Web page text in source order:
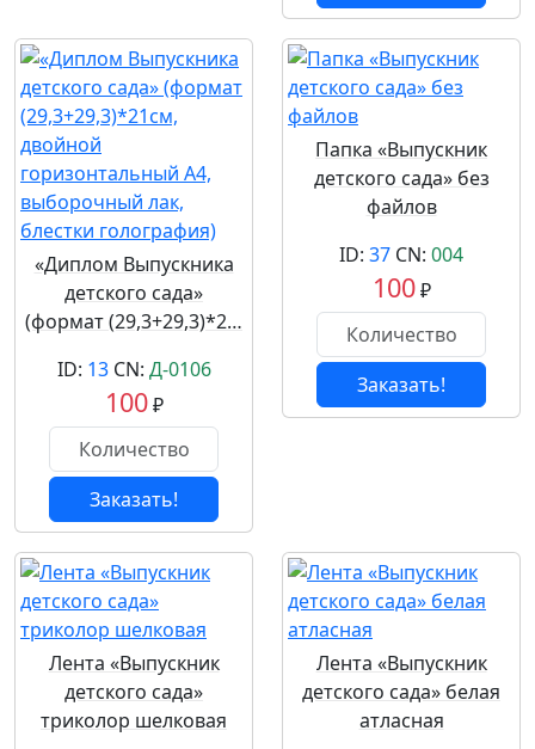
«Диплом Выпускника
детского сада»
(формат (29,3+29,3)*2…
ID: 13CN: Д-0106
100₽
Заказать!
Папка «Выпускник
детского сада» без
файлов
ID: 37 CN: 004
100₽
Заказать!
Лента «Выпускник
детского сада»
триколор шелковая
Лента «Выпускник
детского сада» белая
атласная